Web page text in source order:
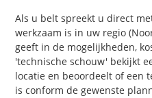
Als u belt spreekt u direct
werkzaam is in uw regio
geeft in de mogelijkheden,
'technische schouw' bekijkt
locatie en beoordeelt of een
is conform de gewenste